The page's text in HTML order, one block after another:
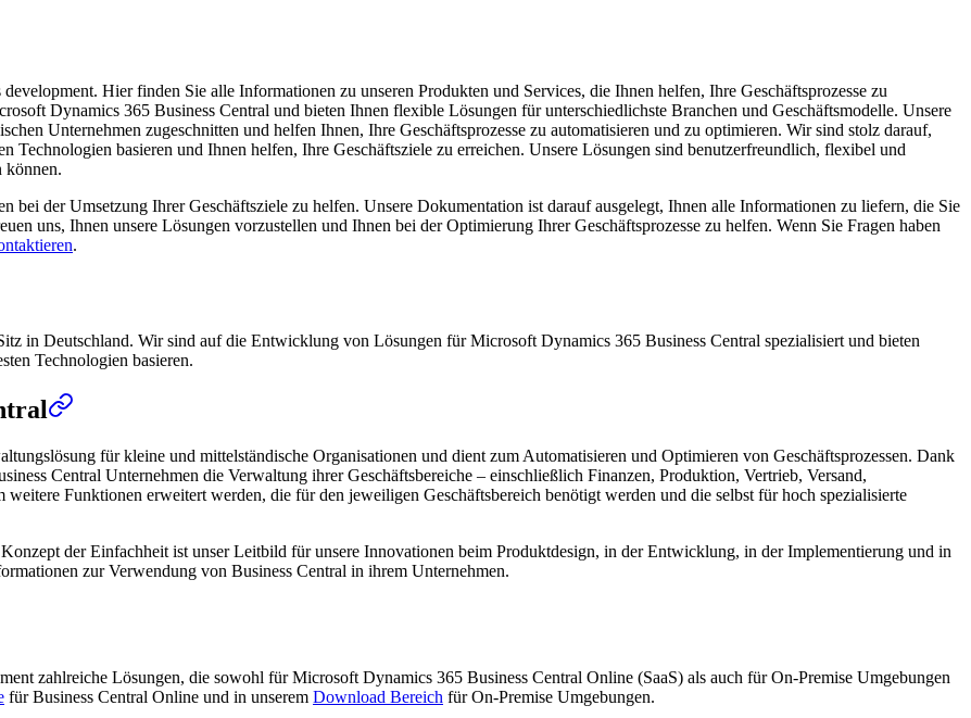
Hier finden Sie alle Informationen zu unseren Produkten und Services, die Ihnen helfen, Ihre Geschäftsprozesse zu
Dynamics 365 Business Central und bieten Ihnen flexible Lösungen für unterschiedlichste Branchen und Geschäftsmodelle. Unsere
Unternehmen zugeschnitten und helfen Ihnen, Ihre Geschäftsprozesse zu automatisieren und zu optimieren. Wir sind stolz darauf,
Technologien basieren und Ihnen helfen, Ihre Geschäftsziele zu erreichen. Unsere Lösungen sind benutzerfreundlich, flexibel und
können.
bei der Umsetzung Ihrer Geschäftsziele zu helfen. Unsere Dokumentation ist darauf ausgelegt, Ihnen alle Informationen zu liefern, die Sie
uns, Ihnen unsere Lösungen vorzustellen und Ihnen bei der Optimierung Ihrer Geschäftsprozesse zu helfen. Wenn Sie Fragen haben
.
in Deutschland. Wir sind auf die Entwicklung von Lösungen für Microsoft Dynamics 365 Business Central spezialisiert und bieten
Technologien basieren.
für kleine und mittelständische Organisationen und dient zum Automatisieren und Optimieren von Geschäftsprozessen. Dank
Central Unternehmen die Verwaltung ihrer Geschäftsbereiche – einschließlich Finanzen, Produktion, Vertrieb, Versand,
Funktionen erweitert werden, die für den jeweiligen Geschäftsbereich benötigt werden und die selbst für hoch spezialisierte
der Einfachheit ist unser Leitbild für unsere Innovationen beim Produktdesign, in der Entwicklung, in der Implementierung und in
zur Verwendung von Business Central in ihrem Unternehmen.
zahlreiche Lösungen, die sowohl für Microsoft Dynamics 365 Business Central Online (SaaS) als auch für On-Premise Umgebungen
für Business Central Online und in unserem Download Bereich für On-Premise Umgebungen.